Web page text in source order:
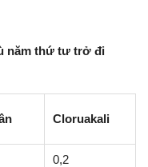
thứ tư trở đi
Cloruakali
0,2